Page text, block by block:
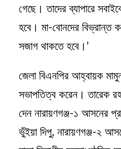
গেছে। তাদের ব্যাপারে
হবে। মা-বোনদের বিভ্রান্ত
সজাগ থাকতে হবে।’
জেলা বিএনপির আহ্বায়ক
সভাপতিত্ব করেন। তারেক
দেন নারায়ণগঞ্জ-১ আসনের
ভুঁইয়া দিপু, নারায়ণগঞ্জ-২